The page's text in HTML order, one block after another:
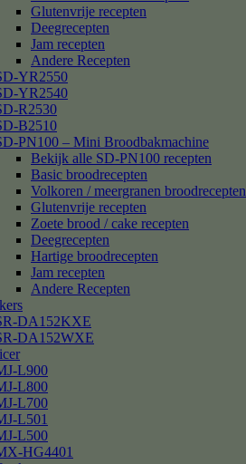
Glutenvrije recepten
Deegrecepten
Jam recepten
Andere Recepten
YR2550
YR2540
R2530
B2510
PN100 – Mini Broodbakmachine
Bekijk alle SD-PN100 recepten
Basic broodrecepten
Volkoren / meergranen broodrecepten
Glutenvrije recepten
Zoete brood / cake recepten
Deegrecepten
Hartige broodrecepten
Jam recepten
Andere Recepten
DA152KXE
DA152WXE
L900
L800
L700
L501
L500
HG4401